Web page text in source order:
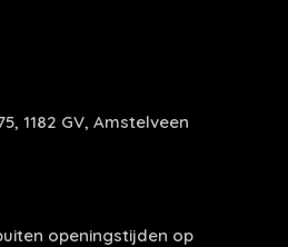
1182 GV, Amstelveen
openingstijden op